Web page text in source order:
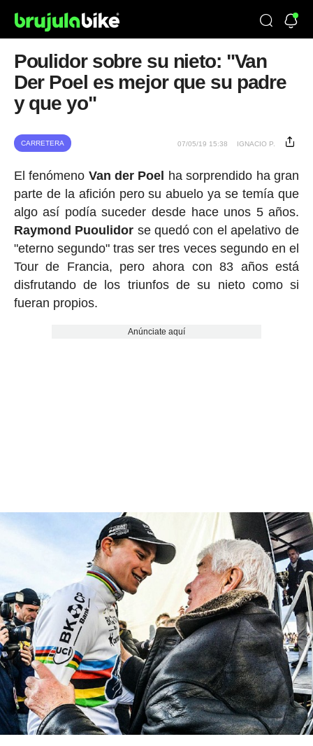
Poulidor sobre su nieto: "Van
Der Poel es mejor que su padre
y que yo"
CARRETERA 07/05/19 15:38 IGNACIO P.
El fenómeno Van der Poel
ha sorprendido ha gran
parte de la afición pero su abuelo ya se temía que
algo así podía suceder desde hace unos 5 años.
Raymond Puoulidor se quedó con el apelativo de
"eterno segundo" tras ser tres veces segundo en el
Tour de Francia, pero ahora con 83 años está
disfrutando de los triunfos de su nieto como si
fueran propios.
Anúnciate aquí